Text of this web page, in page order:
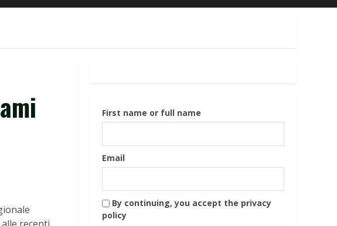
First name or full name
Email
By continuing, you accept the privacy
policy